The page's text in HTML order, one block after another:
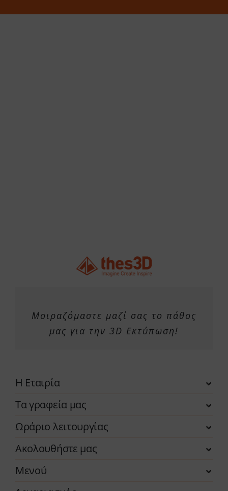
Μοιραζόμαστε μαζί σας το πάθος
μας για την 3D Εκτύπωση!
Η Εταιρία
Τα γραφεία μας
Ωράριο λειτουργίας
Ακολουθήστε μας
Μενού